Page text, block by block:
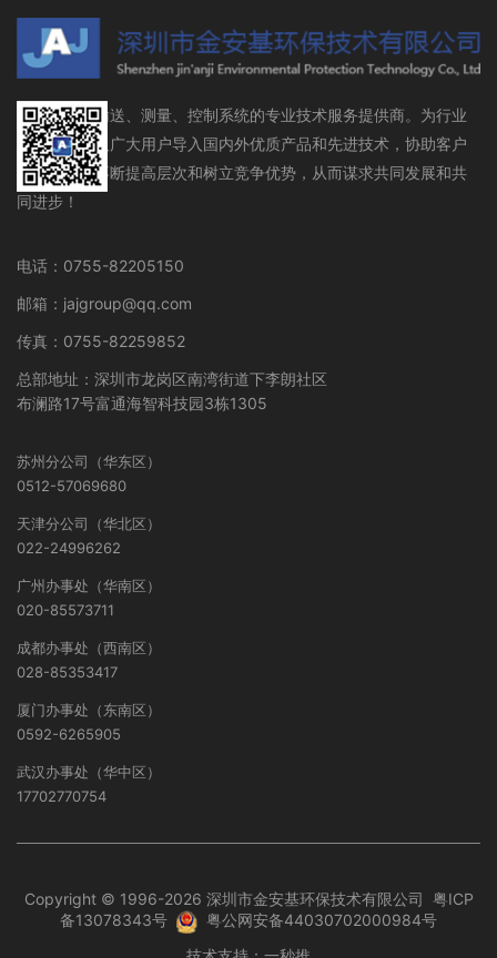
流体存储、输送、测量、控制系统的专业技术服务提供商。为行业
设备制造商及广大用户导入国内外优质产品和先进技术，协助客户
在行业领域不断提高层次和树立竞争优势，从而谋求共同发展和共
同进步！
电话：0755-82205150
邮箱：jajgroup@qq.com
传真：0755-82259852
总部地址：深圳市龙岗区南湾街道下李朗社区
布澜路17号富通海智科技园3栋1305
苏州分公司（华东区）
0512-57069680
天津分公司（华北区）
022-24996262
广州办事处（华南区）
020-85573711
成都办事处（西南区）
028-85353417
厦门办事处（东南区）
0592-6265905
武汉办事处（华中区）
17702770754
Copyright © 1996-2026 深圳市金安基环保技术有限公司 粤ICP
备13078343号
粤公网安备44030702000984号